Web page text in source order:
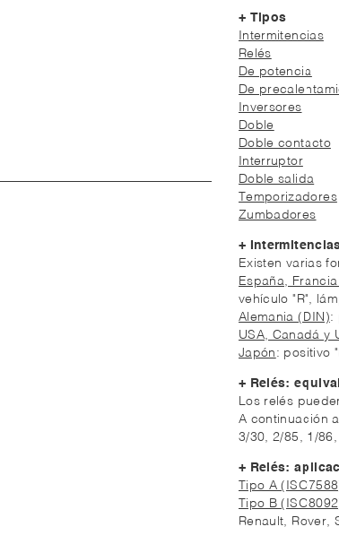
+ Tipos
Intermitencias
Relés
De potencia
De
Inversores
Doble
Doble contacto
Interruptor
Doble salida
Temporizadores
Zumbadores
+
Existen varias
España,
vehículo "R",
Alemania (DIN):
USA, Canadá y
Japón : positivo
+ Relés:
Los relés
A continuación
3/30, 2/85, 1/
+ Relés:
Tipo A
Tipo B
Renault, Rover,